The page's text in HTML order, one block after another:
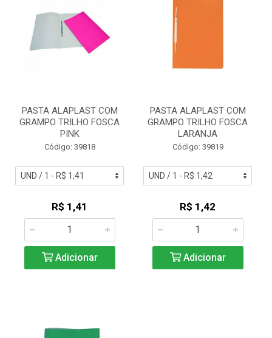
PASTA ALAPLAST COM
GRAMPO TRILHO FOSCA
PINK
Código: 39818
R$ 1,41
Adicionar
PASTA ALAPLAST COM
GRAMPO TRILHO FOSCA
LARANJA
Código: 39819
R$ 1,42
Adicionar